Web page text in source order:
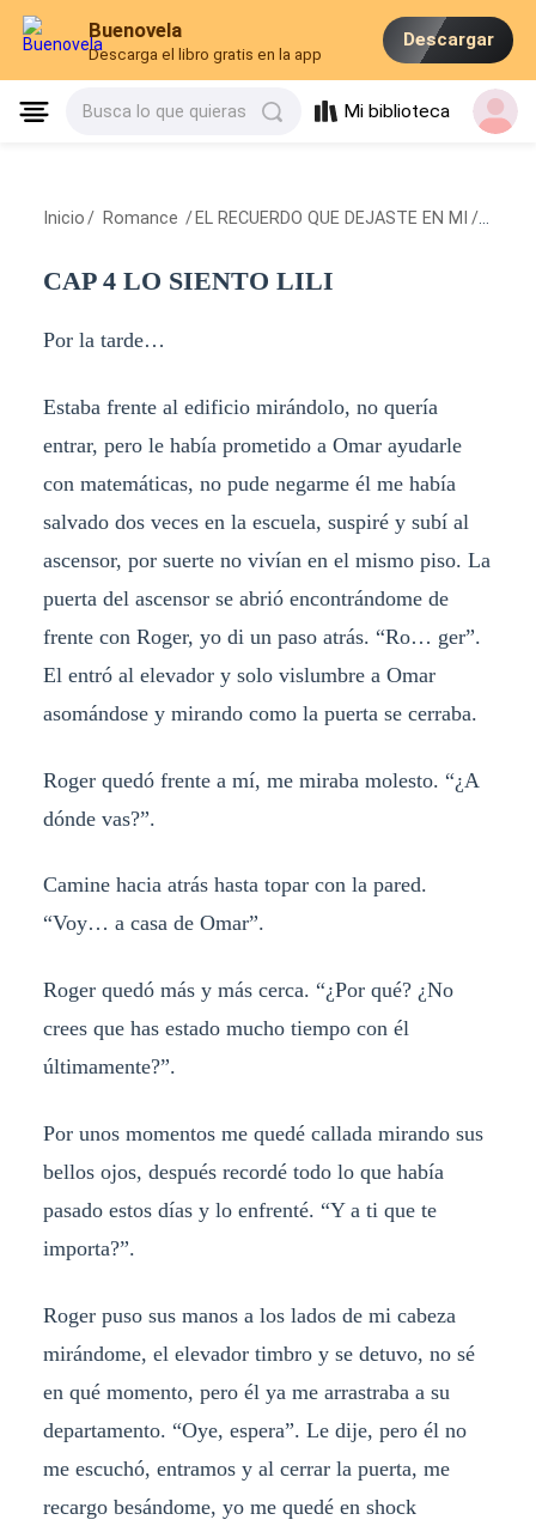
Buenovela
Descarga el libro gratis en la app
Descargar
Busca lo que quieras Mi biblioteca
Inicio / Romance / EL RECUERDO QUE DEJASTE EN MI /
CAP 4 LO SIENTO LILI
Por la tarde…
Estaba frente al edificio mirándolo, no quería
entrar, pero le había prometido a Omar ayudarle
con matemáticas, no pude negarme él me había
salvado dos veces en la escuela, suspiré y subí al
ascensor, por suerte no vivían en el mismo piso. La
puerta del ascensor se abrió encontrándome de
frente con Roger, yo di un paso atrás. “Ro… ger”.
El entró al elevador y solo vislumbre a Omar
asomándose y mirando como la puerta se cerraba.
Roger quedó frente a mí, me miraba molesto. “¿A
dónde vas?”.
Camine hacia atrás hasta topar con la pared.
“Voy… a casa de Omar”.
Roger quedó más y más cerca. “¿Por qué? ¿No
crees que has estado mucho tiempo con él
últimamente?”.
Por unos momentos me quedé callada mirando sus
bellos ojos, después recordé todo lo que había
pasado estos días y lo enfrenté. “Y a ti que te
importa?”.
Roger puso sus manos a los lados de mi cabeza
mirándome, el elevador timbro y se detuvo, no sé
en qué momento, pero él ya me arrastraba a su
departamento. “Oye, espera”. Le dije, pero él no
me escuchó, entramos y al cerrar la puerta, me
recargo besándome, yo me quedé en shock